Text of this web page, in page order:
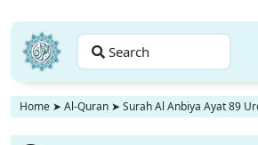
Search
Home ➤ Al-Quran ➤ Surah Al Anbiya Ayat 89